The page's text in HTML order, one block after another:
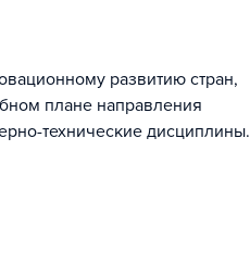
развитию стран,
плане направления
технические дисциплины.